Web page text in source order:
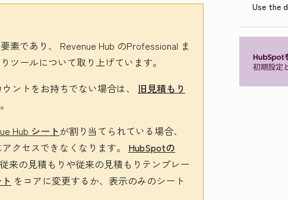
素であり、 Revenue Hub のProfessional ま
ツールについて取り上げています。
ントをお持ちでない場合は、 旧見積もり
Hub シートが割り当てられている場合、
アクセスできなくなります。 HubSpotの
来の見積もりや従来の見積もりテンプレー
をコアに変更するか、表示のみのシート
Use the